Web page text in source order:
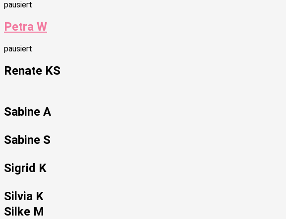
pausiert
Petra W
pausiert
Renate KS
Sabine A
Sabine S
Sigrid K
Silvia K
Silke M